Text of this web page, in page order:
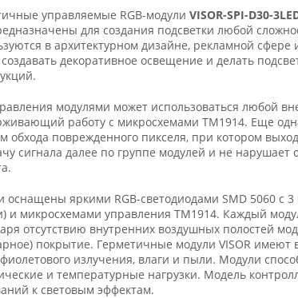
управляемые RGB-модули VISOR-SPI-D30-
для создания подсветки любой
в архитектурном дизайне, рекламной
декоративное освещение и делать
модулями может использоваться любой
работу с микросхемами ТМ1914. Еще
обхода поврежденного пикселя, при котором
сигнала далее по группе модулей и не
оснащены яркими RGB-светодиодами SMD 5060 с
и микросхемами управления ТМ1914. Каждый
отсутствию внутренних воздушных полостей
покрытие. Герметичные модули VISOR
излучения, влаги и пыли. Модули
и температурные нагрузки. Модель
к световым эффектам.